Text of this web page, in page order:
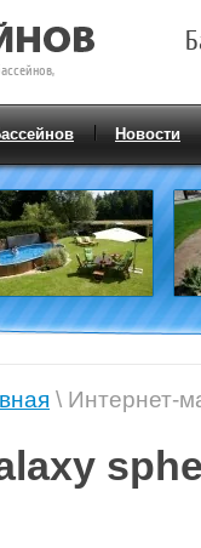
Новости
\ Интернет-